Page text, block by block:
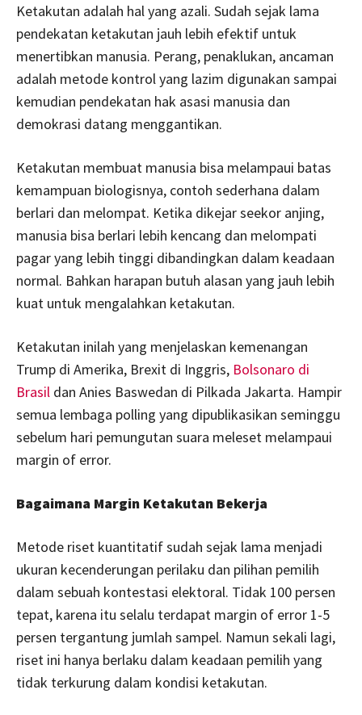
Ketakutan adalah hal yang azali. Sudah sejak lama
pendekatan ketakutan jauh lebih efektif untuk
menertibkan manusia. Perang, penaklukan, ancaman
adalah metode kontrol yang lazim digunakan sampai
kemudian pendekatan hak asasi manusia dan
demokrasi datang menggantikan.
Ketakutan membuat manusia bisa melampaui batas
kemampuan biologisnya, contoh sederhana dalam
berlari dan melompat. Ketika dikejar seekor anjing,
manusia bisa berlari lebih kencang dan melompati
pagar yang lebih tinggi dibandingkan dalam keadaan
normal. Bahkan harapan butuh alasan yang jauh lebih
kuat untuk mengalahkan ketakutan.
Ketakutan inilah yang menjelaskan kemenangan
Trump di Amerika, Brexit di Inggris, Bolsonaro di
Brasil dan Anies Baswedan di Pilkada Jakarta. Hampir
semua lembaga polling yang dipublikasikan seminggu
sebelum hari pemungutan suara meleset melampaui
margin of error.
Bagaimana Margin Ketakutan Bekerja
Metode riset kuantitatif sudah sejak lama menjadi
ukuran kecenderungan perilaku dan pilihan pemilih
dalam sebuah kontestasi elektoral. Tidak 100 persen
tepat, karena itu selalu terdapat margin of error 1-5
persen tergantung jumlah sampel. Namun sekali lagi,
riset ini hanya berlaku dalam keadaan pemilih yang
tidak terkurung dalam kondisi ketakutan.